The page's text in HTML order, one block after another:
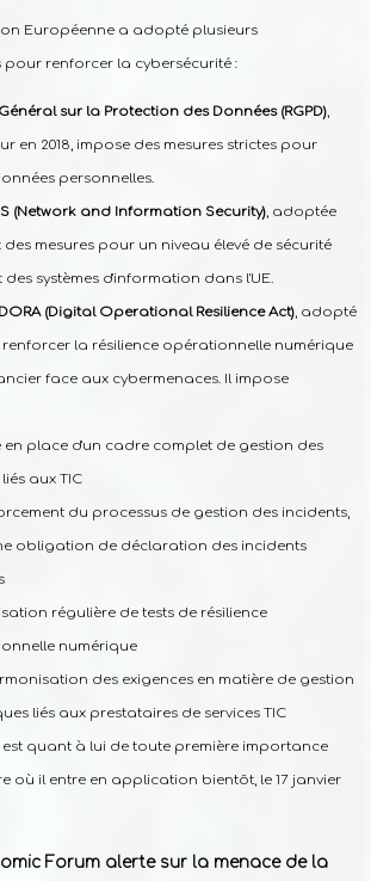
Européenne a adopté plusieurs
pour renforcer la cybersécurité :
sur la Protection des Données (RGPD),
en 2018, impose des mesures strictes pour
personnelles.
(Network and Information Security), adoptée
des mesures pour un niveau élevé de sécurité
des systèmes d'information dans l'UE.
(Digital Operational Resilience Act), adopté
renforcer la résilience opérationnelle numérique
face aux cybermenaces. Il impose
en place d'un cadre complet de gestion des
aux TIC
du processus de gestion des incidents,
obligation de déclaration des incidents
régulière de tests de résilience
numérique
des exigences en matière de gestion
liés aux prestataires de services TIC
quant à lui de toute première importance
où il entre en application bientôt, le 17 janvier
Forum alerte sur la menace de la